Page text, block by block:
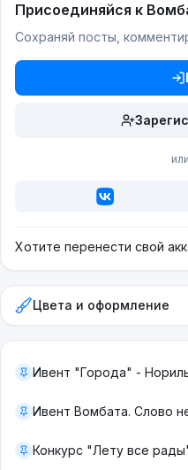
Присоединяйся к
Сохраняй посты,
Хотите перенести свой
Цвета и оформление
Ивент "Города" -
Ивент Вомбата. Слово
Конкурс "Лету все